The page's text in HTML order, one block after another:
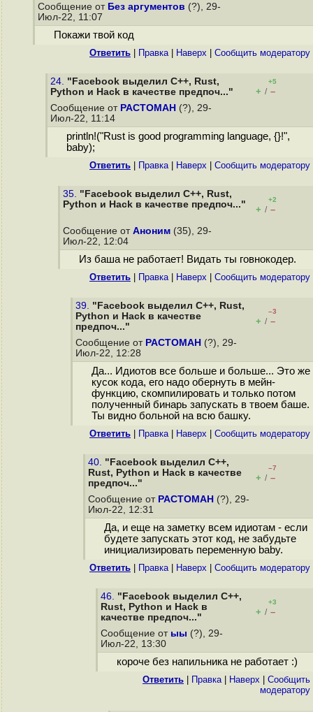
Сообщение от Без аргументов (?), 29-
Июл-22, 11:07
Покажи твой код
Ответить Правка| Наверх Cообщить модератору
24. "Facebook выделил C++, Rust,
Python и Hack в качестве предпоч..."
+5
+ / –
Сообщение от РАСТОМАН (?), 29-
Июл-22, 11:14
println!("Rust is good programming language, {}!",
baby);
Ответить Правка| Наверх Cообщить модератору
35. "Facebook выделил C++, Rust,
Python и Hack в качестве предпоч..."
+2
+ / –
Сообщение от Аноним (35), 29-
Июл-22, 12:04
Из баша не работает! Видать ты гoвнокодер.
Ответить Правка| Наверх Cообщить модератору
39. "Facebook выделил C++, Rust,
Python и Hack в качестве
предпоч..."
–3
+ / –
Сообщение от РАСТОМАН (?), 29-
Июл-22, 12:28
Да... Идиотов все больше и больше... Это же
кусок кода, его надо обернуть в мейн-
функцию, скомпилировать и только потом
полученный бинарь запускать в твоем баше.
Ты видно больной на всю башку.
Ответить Правка| Наверх Cообщить модератору
40. "Facebook выделил C++,
Rust, Python и Hack в качестве
предпоч..."
–7
+ / –
Сообщение от РАСТОМАН (?), 29-
Июл-22, 12:31
Да, и еще на заметку всем идиотам - если
будете запускать этот код, не забудьте
инициализировать переменную baby.
Ответить Правка| Наверх Cообщить модератору
46. "Facebook выделил C++,
Rust, Python и Hack в
качестве предпоч..."
+3
+ / –
Сообщение от ыы (?), 29-
Июл-22, 13:30
короче без напильника не работает :)
Ответить Правка| Наверх
Cообщить
модератору